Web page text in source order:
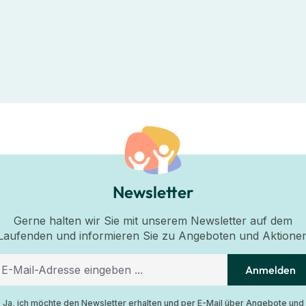
Newsletter
Gerne halten wir Sie mit unserem Newsletter auf dem
und informieren Sie zu Angeboten und
Anmelden
Ja, ich möchte den Newsletter erhalten und per E-Mail über Angebote und